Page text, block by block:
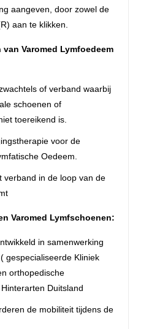
aangeven, door zowel de
aan te klikken.
Varomed Lymfoedeem
of verband waarbij
schoenen of
toereikend is.
voor de
Oedeem.
verband in de loop van de
Varomed Lymfschoenen:
in samenwerking
gespecialiseerde Kliniek
orthopedische
Duitsland
de mobiliteit tijdens de